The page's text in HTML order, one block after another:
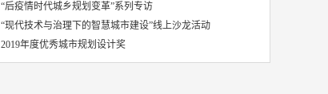
“后疫情时代城乡规划变革”系列专访
“现代技术与治理下的智慧城市建设”线上沙龙活动
2019年度优秀城市规划设计奖